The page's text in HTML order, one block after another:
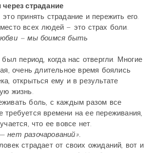
страдание
принять страдание и пережить его.
всех людей – это страх боли.
– мы боимся быть
период, когда нас отвергли. Многие
очень длительное время боялись
открыться ему и в результате
жизнь.
боль, с каждым разом все
времени на ее переживания,
что ее вовсе нет.
нет разочарований».
страдает от своих ожиданий, вот и